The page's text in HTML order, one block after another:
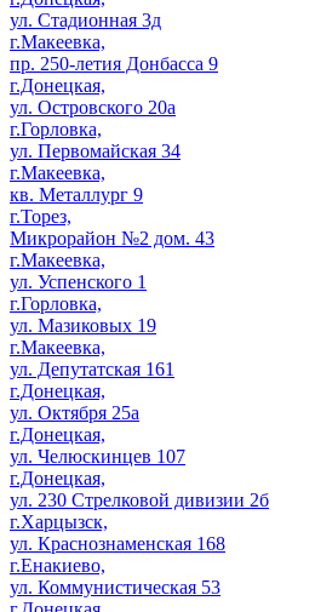
ул. Стадионная 3д
г.Макеевка,
пр. 250-летия Донбасса 9
г.Донецкая,
ул. Островского 20а
г.Горловка,
ул. Первомайская 34
г.Макеевка,
кв. Металлург 9
г.Торез,
Микрорайон №2 дом. 43
г.Макеевка,
ул. Успенского 1
г.Горловка,
ул. Мазиковых 19
г.Макеевка,
ул. Депутатская 161
г.Донецкая,
ул. Октября 25а
г.Донецкая,
ул. Челюскинцев 107
г.Донецкая,
ул. 230 Стрелковой дивизии 2б
г.Харцызск,
ул. Краснознаменская 168
г.Енакиево,
ул. Коммунистическая 53